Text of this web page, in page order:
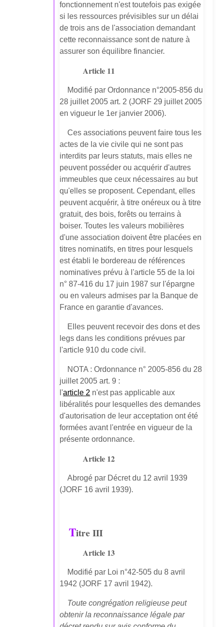
fonctionnement n'est toutefois pas exigée
si les ressources prévisibles sur un délai
de trois ans de l'association demandant
cette reconnaissance sont de nature à
assurer son équilibre financier.
Article 11
Modifié par Ordonnance n°2005-856 du
28 juillet 2005 art. 2 (JORF 29 juillet 2005
en vigueur le 1er janvier 2006).
Ces associations peuvent faire tous les
actes de la vie civile qui ne sont pas
interdits par leurs statuts, mais elles ne
peuvent posséder ou acquérir d'autres
immeubles que ceux nécessaires au but
qu'elles se proposent. Cependant, elles
peuvent acquérir, à titre onéreux ou à titre
gratuit, des bois, forêts ou terrains à
boiser. Toutes les valeurs mobilières
d'une association doivent être placées en
titres nominatifs, en titres pour lesquels
est établi le bordereau de références
nominatives prévu à l'article 55 de la loi
n° 87-416 du 17 juin 1987 sur l'épargne
ou en valeurs admises par la Banque de
France en garantie d'avances.
Elles peuvent recevoir des dons et des
legs dans les conditions prévues par
l'article 910 du code civil.
NOTA : Ordonnance n° 2005-856 du 28
juillet 2005 art. 9 :
l'article 2 n'est pas applicable aux
libéralités pour lesquelles des demandes
d'autorisation de leur acceptation ont été
formées avant l'entrée en vigueur de la
présente ordonnance.
Article 12
Abrogé par Décret du 12 avril 1939
(JORF 16 avril 1939).
Titre III
Article 13
Modifié par Loi n°42-505 du 8 avril
1942 (JORF 17 avril 1942).
Toute congrégation religieuse peut
obtenir la reconnaissance légale par